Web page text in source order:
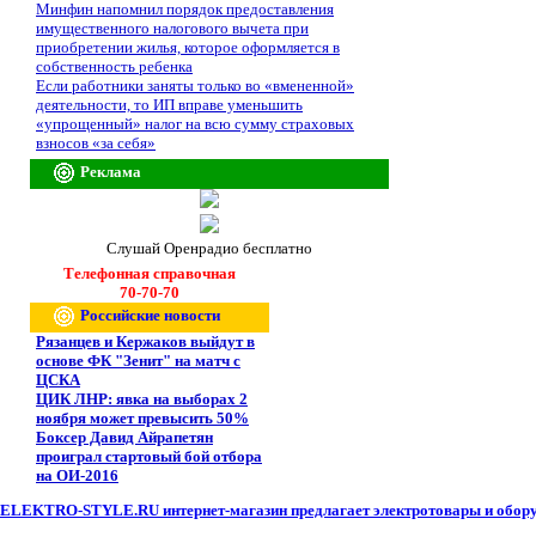
Минфин напомнил порядок предоставления
имущественного налогового вычета при
приобретении жилья, которое оформляется в
собственность ребенка
Если работники заняты только во «вмененной»
деятельности, то ИП вправе уменьшить
«упрощенный» налог на всю сумму страховых
взносов «за себя»
Реклама
Слушай Оренрадио бесплатно
Телефонная справочная
70-70-70
Российские новости
Рязанцев и Кержаков выйдут в
основе ФК "Зенит" на матч с
ЦСКА
ЦИК ЛНР: явка на выборах 2
ноября может превысить 50%
Боксер Давид Айрапетян
проиграл стартовый бой отбора
на ОИ-2016
ELEKTRO-STYLE.RU интернет-магазин предлагает электротовары и